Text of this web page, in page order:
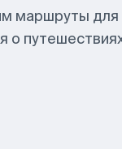
маршруты для
о